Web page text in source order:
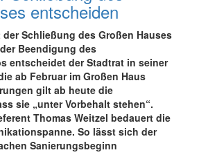
entscheiden
Schließung des Großen Hauses
Beendigung des
entscheidet der Stadtrat in seiner
ab Februar im Großen Haus
gilt ab heute die
sie „unter Vorbehalt stehen“.
Thomas Weitzel bedauert die
So lässt sich der
Sanierungsbeginn